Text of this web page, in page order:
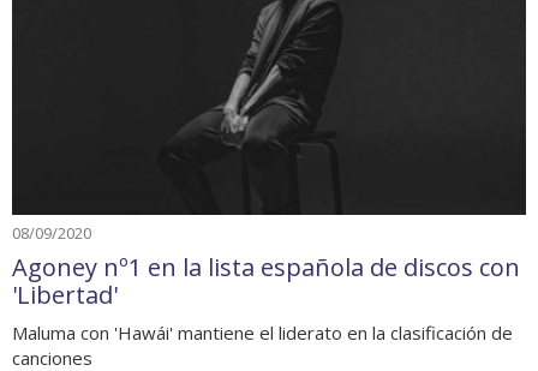
08/09/2020
Agoney nº1 en la lista española de discos con
'Libertad'
Maluma con 'Hawái' mantiene el liderato en la clasificación de
canciones